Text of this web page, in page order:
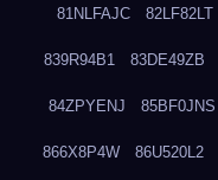
81NLFAJC 82LF82LT
839R94B1 83DE49ZB
84ZPYENJ 85BF0JNS
866X8P4W 86U520L2